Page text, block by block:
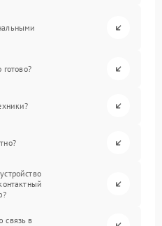
связь в